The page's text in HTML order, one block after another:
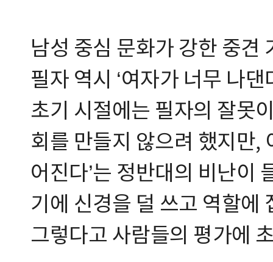
남성 중심 문화가 강한 중견
필자 역시 ‘여자가 너무 나
초기 시절에는 필자의 잘못
회를 만들지 않으려 했지만,
어진다’는 정반대의 비난이
기에 신경을 덜 쓰고 역할에
그렇다고 사람들의 평가에